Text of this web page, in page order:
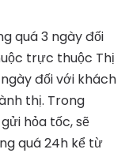
quá 3 ngày đối
trực thuộc Thị
đối với khách
thị. Trong
hỏa tốc, sẽ
quá 24h kể từ